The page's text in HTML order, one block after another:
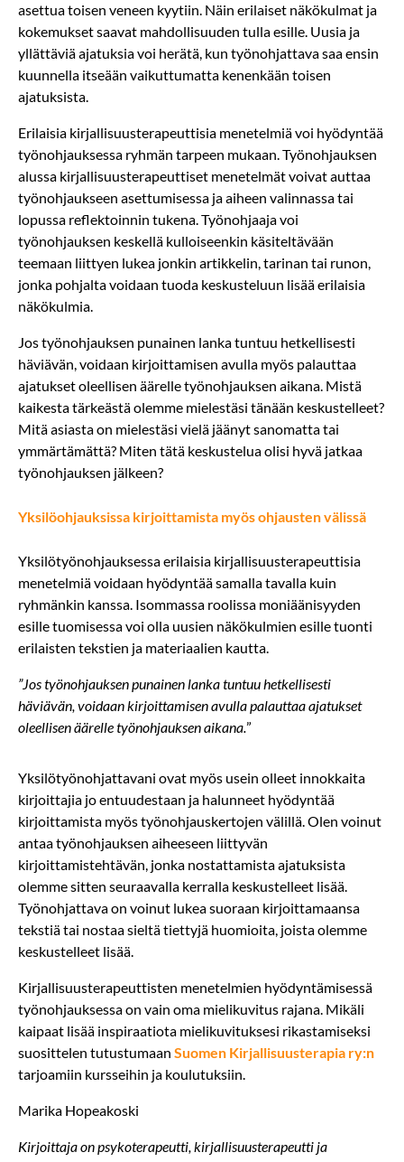
asettua toisen veneen kyytiin. Näin erilaiset näkökulmat ja
kokemukset saavat mahdollisuuden tulla esille. Uusia ja
yllättäviä ajatuksia voi herätä, kun työnohjattava saa ensin
kuunnella itseään vaikuttumatta kenenkään toisen
ajatuksista.
Erilaisia kirjallisuusterapeuttisia menetelmiä voi hyödyntää
työnohjauksessa ryhmän tarpeen mukaan. Työnohjauksen
alussa kirjallisuusterapeuttiset menetelmät voivat auttaa
työnohjaukseen asettumisessa ja aiheen valinnassa tai
lopussa reflektoinnin tukena. Työnohjaaja voi
työnohjauksen keskellä kulloiseenkin käsiteltävään
teemaan liittyen lukea jonkin artikkelin, tarinan tai runon,
jonka pohjalta voidaan tuoda keskusteluun lisää erilaisia
näkökulmia.
Jos työnohjauksen punainen lanka tuntuu hetkellisesti
häviävän, voidaan kirjoittamisen avulla myös palauttaa
ajatukset oleellisen äärelle työnohjauksen aikana. Mistä
kaikesta tärkeästä olemme mielestäsi tänään keskustelleet?
Mitä asiasta on mielestäsi vielä jäänyt sanomatta tai
ymmärtämättä? Miten tätä keskustelua olisi hyvä jatkaa
työnohjauksen jälkeen?
Yksilöohjauksissa kirjoittamista myös ohjausten välissä
Yksilötyönohjauksessa erilaisia kirjallisuusterapeuttisia
menetelmiä voidaan hyödyntää samalla tavalla kuin
ryhmänkin kanssa. Isommassa roolissa moniäänisyyden
esille tuomisessa voi olla uusien näkökulmien esille tuonti
erilaisten tekstien ja materiaalien kautta.
”Jos työnohjauksen punainen lanka tuntuu hetkellisesti
häviävän, voidaan kirjoittamisen avulla palauttaa ajatukset
oleellisen äärelle työnohjauksen aikana.”
Yksilötyönohjattavani ovat myös usein olleet innokkaita
kirjoittajia jo entuudestaan ja halunneet hyödyntää
kirjoittamista myös työnohjauskertojen välillä. Olen voinut
antaa työnohjauksen aiheeseen liittyvän
kirjoittamistehtävän, jonka nostattamista ajatuksista
olemme sitten seuraavalla kerralla keskustelleet lisää.
Työnohjattava on voinut lukea suoraan kirjoittamaansa
tekstiä tai nostaa sieltä tiettyjä huomioita, joista olemme
keskustelleet lisää.
Kirjallisuusterapeuttisten menetelmien hyödyntämisessä
työnohjauksessa on vain oma mielikuvitus rajana. Mikäli
kaipaat lisää inspiraatiota mielikuvituksesi rikastamiseksi
suosittelen tutustumaan Suomen Kirjallisuusterapia ry:n
tarjoamiin kursseihin ja koulutuksiin.
Marika Hopeakoski
Kirjoittaja on psykoterapeutti, kirjallisuusterapeutti ja